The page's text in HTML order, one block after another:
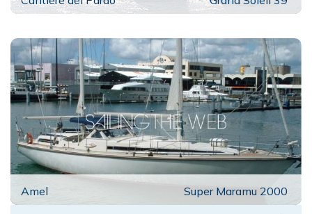
Amel Super Maramu 2000